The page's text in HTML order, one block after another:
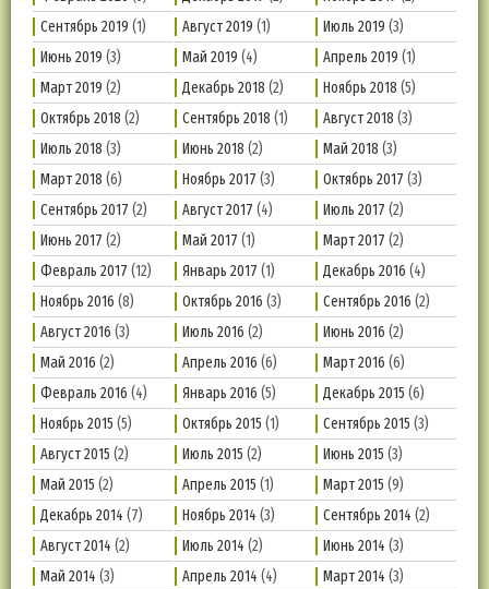
Сентябрь 2019 (1) Август 2019 (1) Июль 2019 (3)
Июнь 2019 (3) Май 2019 (4) Апрель 2019 (1)
Март 2019 (2) Декабрь 2018 (2) Ноябрь 2018 (5)
Октябрь 2018 (2) Сентябрь 2018 (1) Август 2018 (3)
Июль 2018 (3) Июнь 2018 (2) Май 2018 (3)
Март 2018 (6) Ноябрь 2017 (3) Октябрь 2017 (3)
Сентябрь 2017 (2) Август 2017 (4) Июль 2017 (2)
Июнь 2017 (2) Май 2017 (1) Март 2017 (2)
Февраль 2017 (12) Январь 2017 (1) Декабрь 2016 (4)
Ноябрь 2016 (8) Октябрь 2016 (3) Сентябрь 2016 (2)
Август 2016 (3) Июль 2016 (2) Июнь 2016 (2)
Май 2016 (2) Апрель 2016 (6) Март 2016 (6)
Февраль 2016 (4) Январь 2016 (5) Декабрь 2015 (6)
Ноябрь 2015 (5) Октябрь 2015 (1) Сентябрь 2015 (3)
Август 2015 (2) Июль 2015 (2) Июнь 2015 (3)
Май 2015 (2) Апрель 2015 (1) Март 2015 (9)
Декабрь 2014 (7) Ноябрь 2014 (3) Сентябрь 2014 (2)
Август 2014 (2) Июль 2014 (2) Июнь 2014 (3)
Май 2014 (3) Апрель 2014 (4) Март 2014 (3)